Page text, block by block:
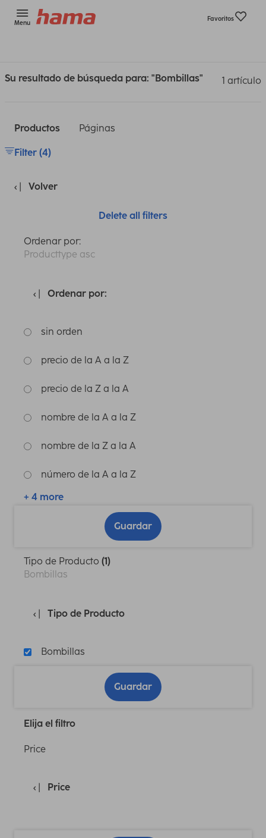
Menu
Favoritos
Su resultado de búsqueda para: "Bombillas" 1 artículo
Productos Páginas
Filter (4)
Volver
Delete all filters
Ordenar por:
Producttype asc
Ordenar por:
sin orden
precio de la A a la Z
precio de la Z a la A
nombre de la A a la Z
nombre de la Z a la A
número de la A a la Z
+ 4 more
Guardar
Tipo de Producto (1)
Bombillas
Tipo de Producto
Bombillas
Guardar
Elija el filtro
Price
Price